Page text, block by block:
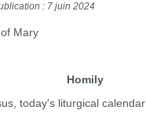
: 7 juin 2024
Mary
Homily
liturgical calendar